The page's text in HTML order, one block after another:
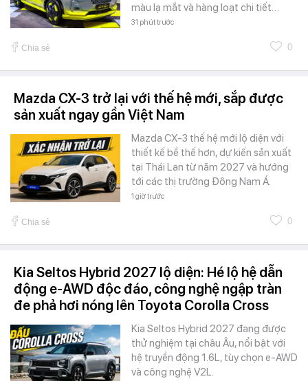
màu lạ mắt và hàng loạt chi tiết…
31 phút trước
Chia sẻ 0
Mazda CX-3 trở lại với thế hệ mới, sắp được
sản xuất ngay gần Việt Nam
Mazda CX-3 thế hệ mới lộ diện với
thiết kế bề thế hơn, dự kiến sản xuất
tại Thái Lan từ năm 2027 và hướng
tới các thị trường Đông Nam Á.
1 giờ trước
Chia sẻ 0
Kia Seltos Hybrid 2027 lộ diện: Hé lộ hệ dẫn
động e-AWD độc đáo, công nghệ ngập tràn
đe phả hơi nóng lên Toyota Corolla Cross
Kia Seltos Hybrid 2027 đang được
thử nghiệm tại châu Âu, nổi bật với
hệ truyền động 1.6L, tùy chọn e-AWD
và công nghệ V2L.